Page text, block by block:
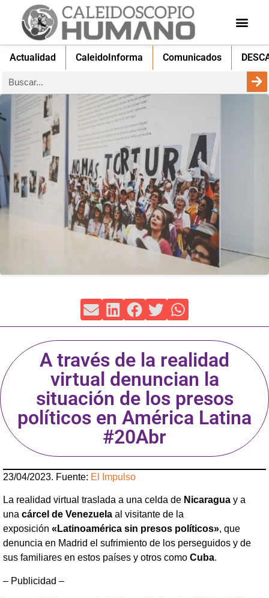
Actualidad CaleidoInforma Comunicados
A través de la realidad
virtual denuncian la
situación de los presos
políticos en América Latina
#20Abr
23/04/2023. Fuente: El Impulso
La realidad virtual traslada a una celda de Nicaragua y a
una cárcel de Venezuela al visitante de la
exposición «Latinoamérica sin presos políticos», que
denuncia en Madrid el sufrimiento de los perseguidos y de
sus familiares en estos países y otros como Cuba.
– Publicidad –